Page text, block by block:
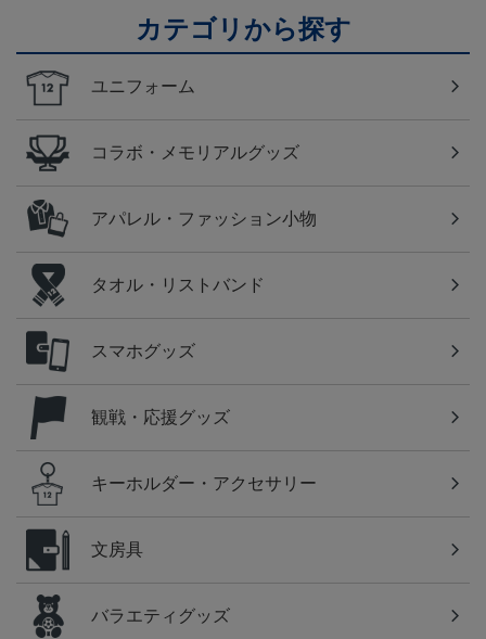
カテゴリから探す
ユニフォーム
コラボ・メモリアルグッズ
アパレル・ファッション小物
タオル・リストバンド
スマホグッズ
観戦・応援グッズ
キーホルダー・アクセサリー
文房具
バラエティグッズ